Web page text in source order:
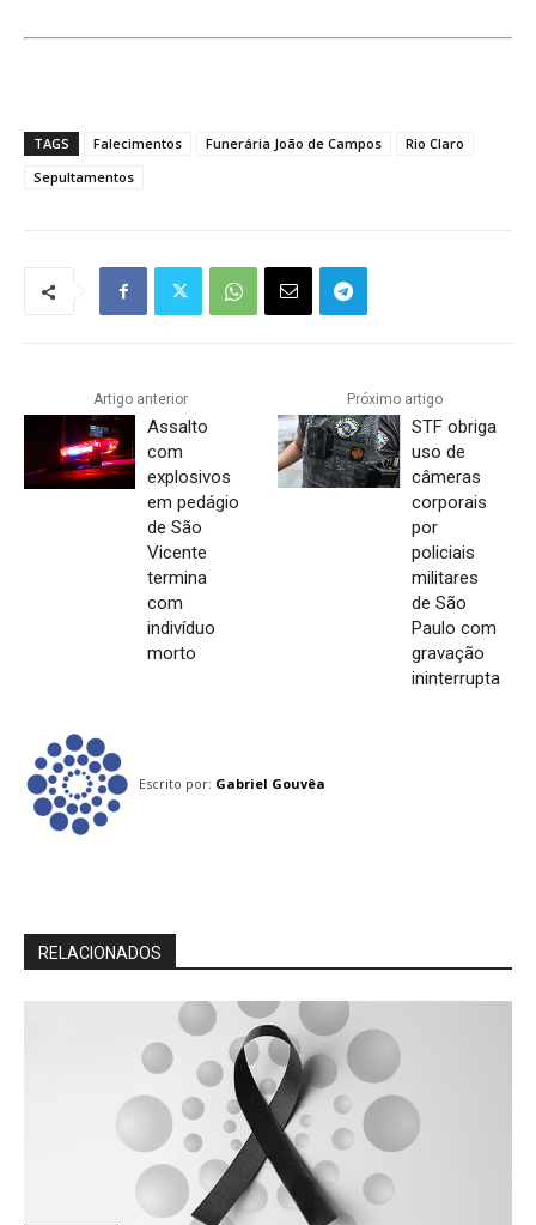
TAGS Falecimentos Funerária João de Campos
Rio Claro
Sepultamentos
Artigo anterior
Assalto
com
explosivos
em pedágio
de São
Vicente
termina
com
indivíduo
morto
Próximo artigo
STF obriga
uso de
câmeras
corporais
por
policiais
militares
de São
Paulo com
gravação
ininterrupta
Escrito por: Gabriel Gouvêa
RELACIONADOS